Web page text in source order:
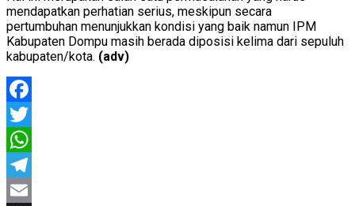
mendapatkan perhatian serius, meskipun secara
pertumbuhan menunjukkan kondisi yang baik namun IPM
Kabupaten Dompu masih berada diposisi kelima dari sepuluh
kabupaten/kota. (adv)
Facebook
Twitter
WhatsApp
Telegram